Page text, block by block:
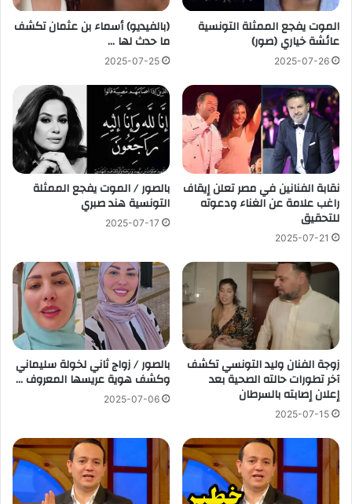
الموت يفجع الممثلة التونسية
عائشة خياري (صور)
2025-07-26
(بالفيديو) أسماء بن عثمان تكشف
ما حدث لها …
2025-07-25
نقابة الفنانين في مصر تعلن إيقاف
راغب علامة عن الغناء ودعوته
للتحقيق
2025-07-21
بالصور / الموت يفجع الممثلة
التونسية هند صبري
2025-07-17
زوجة الفنان وليد التونسي تكشف
آخر تطورات حالته الصحية بعد
إعلان إصابته بالسرطان
2025-07-15
بالصور / زواج ثاني لخولة سليماني
وكشف هوية عريسها المعروف …
2025-07-06